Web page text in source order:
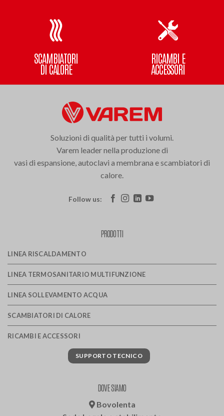
SCAMBIATORI
DI CALORE
RICAMBI E
ACCESSORI
Soluzioni di qualità per tutti i volumi.
Varem leader nella produzione di
vasi di espansione, autoclavi a membrana e scambiatori di
calore.
Follow us:
PRODOTTI
LINEA RISCALDAMENTO
LINEA TERMOSANITARIO MULTIFUNZIONE
LINEA SOLLEVAMENTO ACQUA
SCAMBIATORI DI CALORE
RICAMBI E ACCESSORI
SUPPORTO TECNICO
DOVE SIAMO
Bovolenta